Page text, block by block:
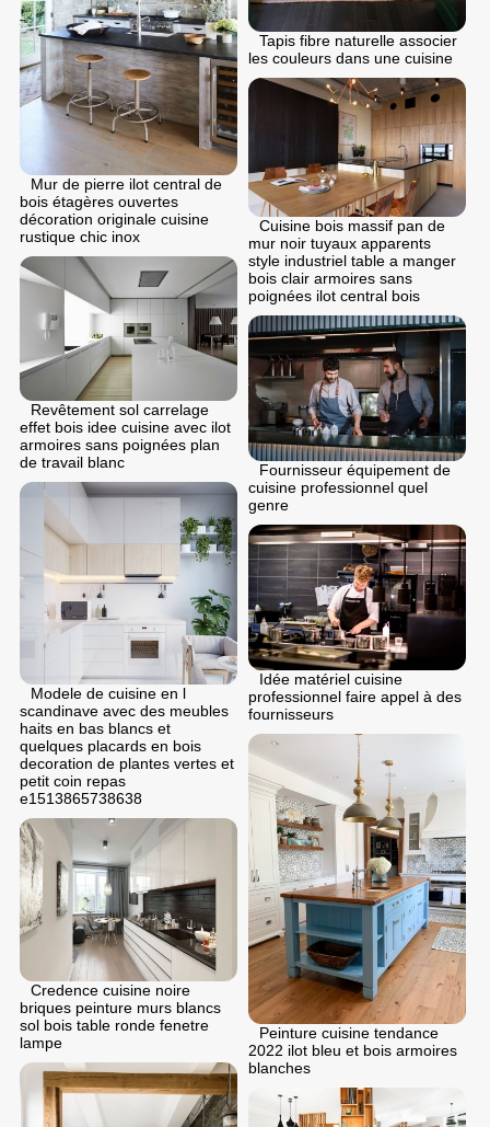
Tapis fibre naturelle associer
les couleurs dans une cuisine
Mur de pierre ilot central de
bois étagères ouvertes
décoration originale cuisine
rustique chic inox
Cuisine bois massif pan de
mur noir tuyaux apparents
style industriel table a manger
bois clair armoires sans
poignées ilot central bois
Revêtement sol carrelage
effet bois idee cuisine avec ilot
armoires sans poignées plan
de travail blanc
Fournisseur équipement de
cuisine professionnel quel
genre
Modele de cuisine en l
scandinave avec des meubles
haits en bas blancs et
quelques placards en bois
decoration de plantes vertes et
petit coin repas
e1513865738638
Idée matériel cuisine
professionnel faire appel à des
fournisseurs
Peinture cuisine tendance
2022 ilot bleu et bois armoires
blanches
Credence cuisine noire
briques peinture murs blancs
sol bois table ronde fenetre
lampe